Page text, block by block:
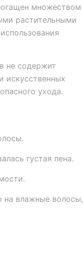
множеством
растительными
не содержит
искусственных
ухода.
густая пена.
на влажные волосы,